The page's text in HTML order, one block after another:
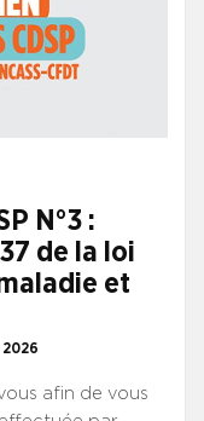
la lettre
N°3 :
de la loi
et
2026
afin de vous